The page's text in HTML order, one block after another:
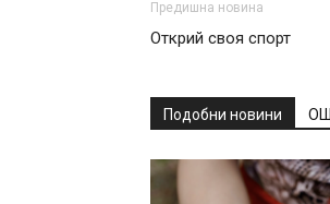
Предишна новина
Открий своя спорт
Подобни новини